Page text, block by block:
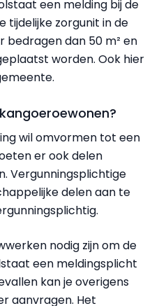
een melding bij de
tijdelijke zorgunit in de
dan 50 m² en
worden. Ook hier
wil omvormen tot een
er ook delen
Vergunningsplichtige
delen aan te
nodig zijn om de
een meldingsplicht
kan je overigens
aanvragen. Het